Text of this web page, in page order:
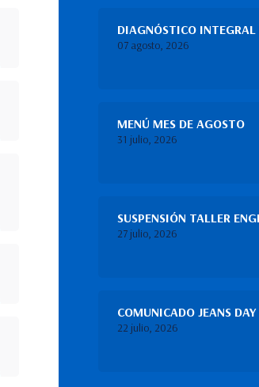
DIAGNÓSTICO
07 agosto, 2026
MENÚ MES DE AGOSTO
31 julio, 2026
SUSPENSIÓN TALLER
27 julio, 2026
COMUNICADO JEANS DAY
22 julio, 2026